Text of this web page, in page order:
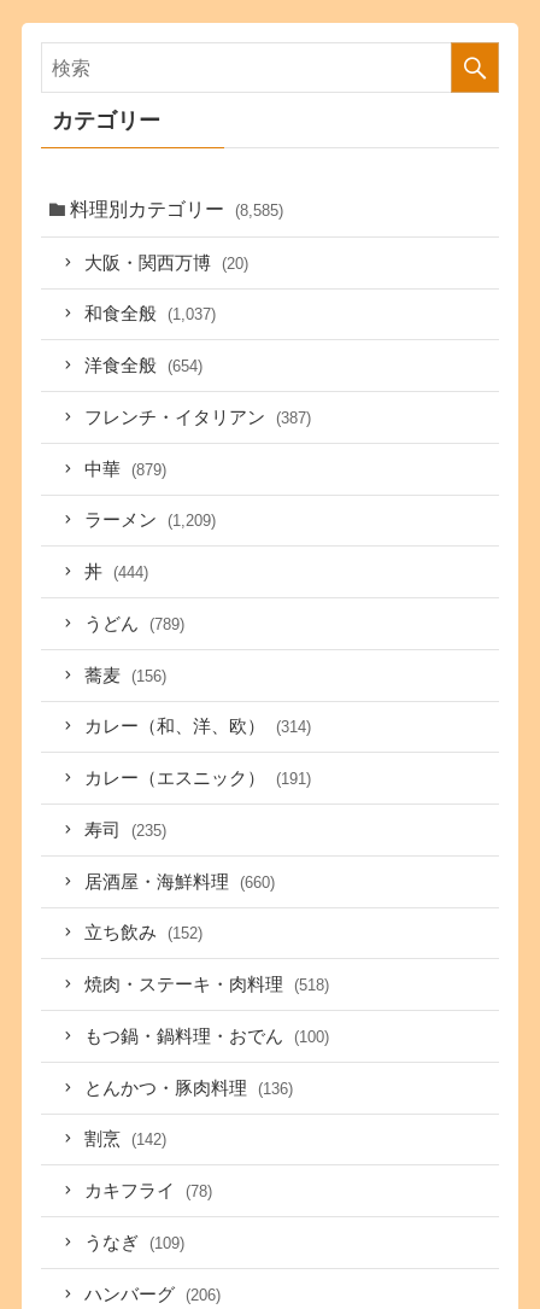
カテゴリー
料理別カテゴリー (8,585)
大阪・関西万博 (20)
和食全般 (1,037)
洋食全般 (654)
フレンチ・イタリアン (387)
中華 (879)
ラーメン (1,209)
丼 (444)
うどん (789)
蕎麦 (156)
カレー（和、洋、欧） (314)
カレー（エスニック） (191)
寿司 (235)
居酒屋・海鮮料理 (660)
立ち飲み (152)
焼肉・ステーキ・肉料理 (518)
もつ鍋・鍋料理・おでん (100)
とんかつ・豚肉料理 (136)
割烹 (142)
カキフライ (78)
うなぎ (109)
ハンバーグ (206)